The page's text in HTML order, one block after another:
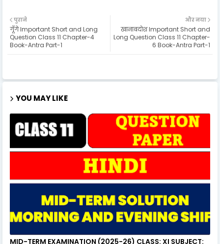
और नया
खानाबदोश Important Short and
Long Question Class 11 Chapter-
6 Book-Antra Part-1
पुराने
गूँगे Important Short and Long
Question Class 11 Chapter-4
Book-Antra Part-1
YOU MAY LIKE
MID-TERM EXAMINATION (2025-26) CLASS: XI SUBJECT: